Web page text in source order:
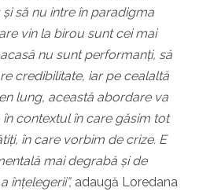
să nu intre în paradigma
vin la birou sunt cei mai
nu sunt performanți, să
credibilitate, iar pe cealaltă
lung, această abordare va
contextul în care găsim tot
în care vorbim de crize. E
mai degrabă și de
înțelegerii”, adaugă Loredana